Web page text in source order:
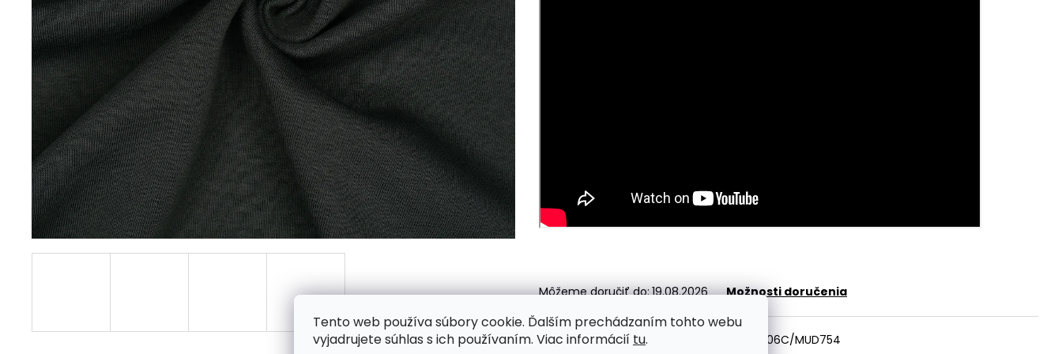
Tento web používa súbory cookie. Ďalším prechádzaním tohto webu
vyjadrujete súhlas s ich používaním. Viac informácií tu.
Môžeme doručiť do:19.08.2026 Možnosti doručenia
Skladom MVBP406C/MUD754